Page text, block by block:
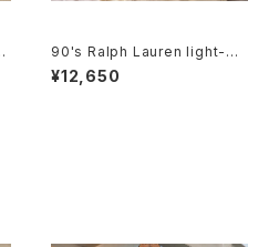
90's Ralph Lauren light-be
ige cotton easy Pants
¥12,650